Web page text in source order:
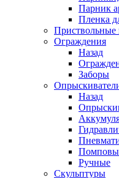
Парник
Пленка
Приствольные
Ограждения
Назад
Заборы
Назад
Ручные
Скульптуры